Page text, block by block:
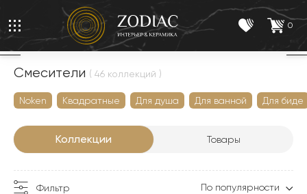
0
Смесители ( 46 коллекций )
Noken Квадратные Для душа Для ванной Для биде
Коллекции Товары
Фильтр По популярности